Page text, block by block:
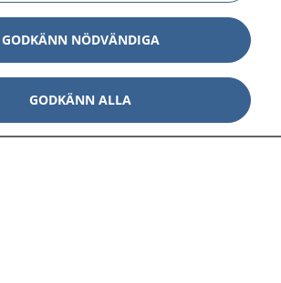
Visa
GODKÄNN NÖDVÄNDIGA
GODKÄNN ALLA